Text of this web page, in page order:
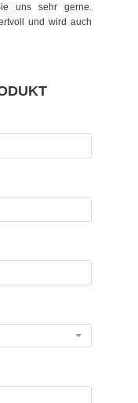
uns sehr gerne.
und wird auch